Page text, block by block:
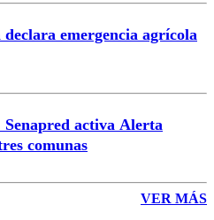
emergencia agrícola
activa Alerta
comunas
VER MÁS